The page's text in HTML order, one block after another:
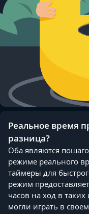
Реальное время
разница?
Оба являются
режиме реального
таймеры для
режим
часов на ход в
могли играть в